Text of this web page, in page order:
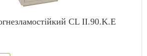
CL II.90.K.E